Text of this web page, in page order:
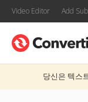
Video Editor Add
당신은 텍스